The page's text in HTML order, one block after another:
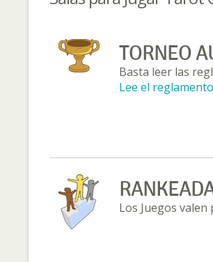
TORNEO
Basta leer las
Lee el
Los Juegos